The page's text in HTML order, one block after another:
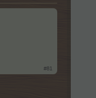
#81